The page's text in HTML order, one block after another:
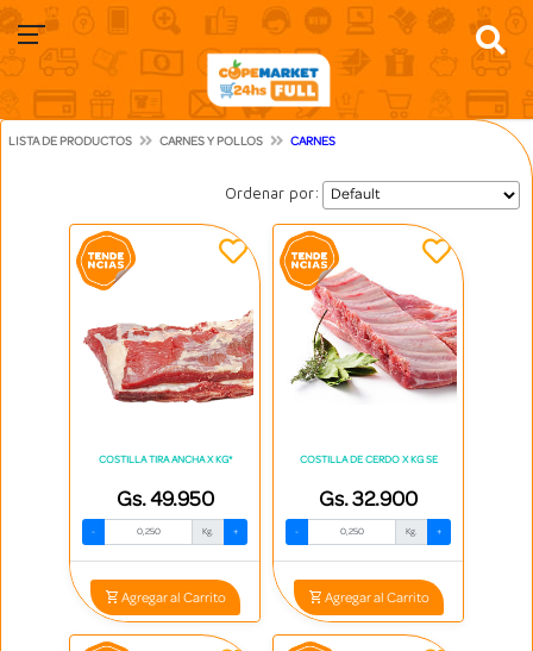
LISTA DE PRODUCTOS CARNES Y POLLOS CARNES
Ordenar por:
COSTILLA TIRA ANCHA X KG*
Gs. 49.950
- Kg. +
Agregar al Carrito
COSTILLA DE CERDO X KG SE
Gs. 32.900
- Kg. +
Agregar al Carrito